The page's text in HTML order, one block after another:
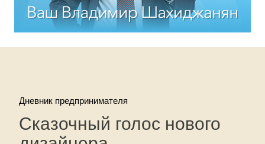
Дневник предпринимателя
Сказочный голос нового